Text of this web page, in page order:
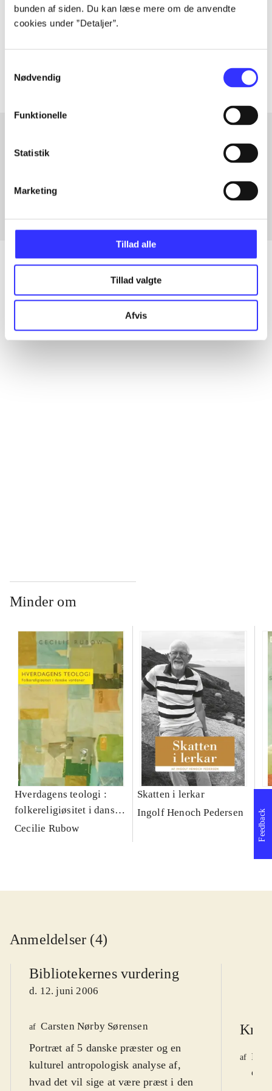
bunden af siden. Du kan læse mere om de anvendte
cookies under ”Detaljer”.
Nødvendig
Funktionelle
Statistik
Marketing
Tillad alle
Tillad valgte
Afvis
lorem ipsum dolor sit amet ...
Artikler med samme emner
Artikler
Alle registrerede artikler fordelt på udgivelser
Minder om
Hverdagens teologi :
folkereligiøsitet i danske
verdener
Cecilie Rubow
Skatten i lerkar
Ingolf Henoch Pedersen
Anmeldelser (4)
Bibliotekernes vurdering
d. 12. juni 2006
af Carsten Nørby Sørensen
Portræt af 5 danske præster og en
kulturel antropologisk analyse af,
hvad det vil sige at være præst i den
af
d.
Feedback